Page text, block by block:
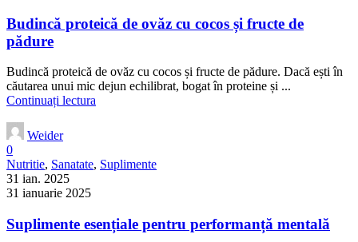
Budincă proteică de ovăz cu cocos și fructe de
pădure
Budincă proteică de ovăz cu cocos și fructe de pădure. Dacă ești în
căutarea unui mic dejun echilibrat, bogat în proteine și ...
Continuați lectura
Weider
0
Nutritie, Sanatate, Suplimente
31 ian. 2025
31 ianuarie 2025
Suplimente esențiale pentru performanță mentală